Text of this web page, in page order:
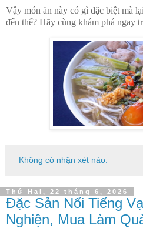
Vậy món ăn này có gì đặc biệt mà
đến thế? Hãy cùng khám phá ngay
Không có nhận xét nào:
Thứ Hai, 22 tháng 6, 2026
Đặc Sản Nổi Tiếng
Nghiện, Mua Làm